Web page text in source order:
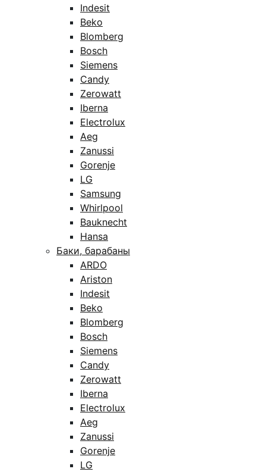
Indesit
Beko
Blomberg
Bosch
Siemens
Candy
Zerowatt
Iberna
Electrolux
Aeg
Zanussi
Gorenje
LG
Samsung
Whirlpool
Bauknecht
Hansa
Баки, барабаны
ARDO
Ariston
Indesit
Beko
Blomberg
Bosch
Siemens
Candy
Zerowatt
Iberna
Electrolux
Aeg
Zanussi
Gorenje
LG